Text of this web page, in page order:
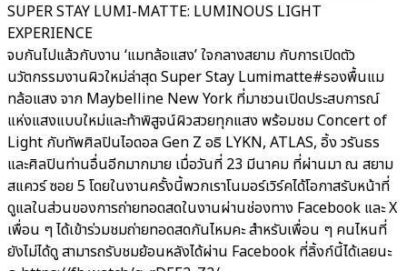
SUPER STAY LUMI-MATTE: LUMINOUS LIGHT
EXPERIENCE
จบกันไปแล้วกับงาน ‘แมทล้อแสง’ ใจกลางสยาม กับการเปิดตัว
นวัตกรรมงานผิวใหม่ล่าสุด Super Stay Lumimatte#รองพื้นแม
ทล้อแสง จาก Maybelline New York ที่มาชวนเปิดประสบการณ์
แห่งแสงแบบใหม่และท้าพิสูจน์ผิวสวยทุกแสง พร้อมชม Concert of
Light กับทัพศิลปินไอดอล Gen Z อธิ LYKN, ATLAS, อิ้ง วรันธร
และศิลปินท่านอื่นอีกมากมาย เมื่อวันที่ 23 มีนาคม ที่ผ่านมา ณ สยาม
สแควร์ ซอย 5 โดยในงานครั้งนี้พวกเราโนมอร์เวิร์คได้โอกาสรับหน้าที่
ดูแลในส่วนของการถ่ายทอดสดในงานผ่านช่องทาง Facebook และ X
เพื่อน ๆ ได้เข้าร่วมชมถ่ายทอดสดกันไหมคะ สำหรับเพื่อน ๆ คนไหนที่
ยังไม่ได้ดู สามารถรับชมย้อนหลังได้ผ่าน Facebook ที่ลิ้งก์นี้ได้เลยนะ